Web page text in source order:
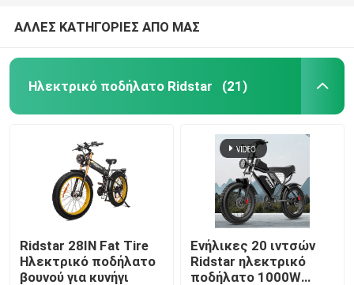
Σπίτι
Βίντεο
ΑΛΛΕΣ ΚΑΤΗΓΟΡΙΕΣ ΑΠΟ ΜΑΣ
Ηλεκτρικό ποδήλατο Ridstar (21)
Ridstar 28IN Fat Tire
Ηλεκτρικό ποδήλατο
βουνού για κυνήγι
Ενήλικες 20 ιντσών
Ridstar ηλεκτρικό
ποδήλατο 1000W